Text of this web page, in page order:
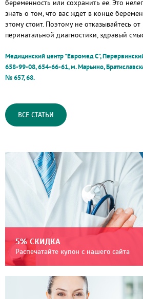
беременность или сохранить ее. Это
знать о том, что вас ждет в конце
этому стоит. Поэтому не отказывайтесь
перинатальной диагностики, здравый
Медицинский центр "Евромед С",
658-99-08, 654-66-61, м. Марьино,
№ 657, 68.
ВСЕ СТАТЬИ
5% СКИДКА
Распечатайте купон с нашего сайта